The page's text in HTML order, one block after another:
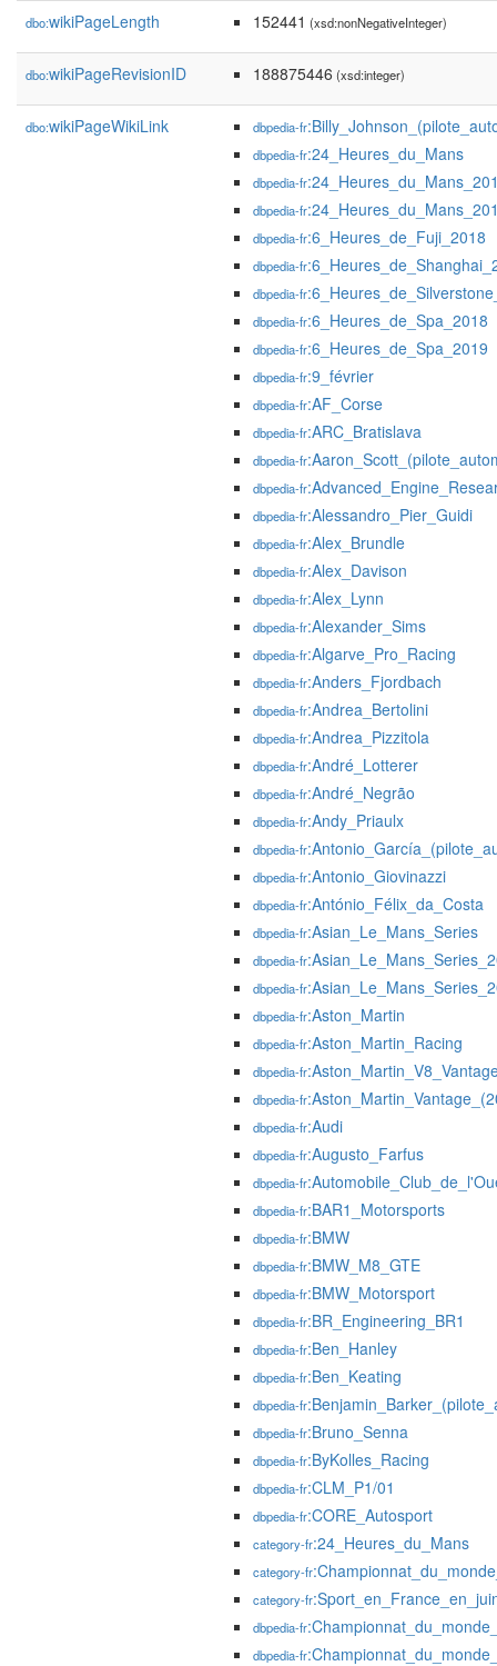
dbo:wikiPageLength 152441 (xsd:nonNegativeInteger)
dbo:wikiPageRevisionID 188875446 (xsd:integer)
dbo:wikiPageWikiLink dbpedia-fr
dbpedia-fr:24_Heures_du_Mans
dbpedia-fr
dbpedia-fr
dbpedia-fr:6_Heures_de_Fuji_2018
dbpedia-fr
dbpedia-fr
dbpedia-fr:6_Heures_de_Spa_2018
dbpedia-fr:6_Heures_de_Spa_2019
dbpedia-fr:9_février
dbpedia-fr:AF_Corse
dbpedia-fr:ARC_Bratislava
dbpedia-fr
dbpedia-fr
dbpedia-fr:Alessandro_Pier_Guidi
dbpedia-fr:Alex_Brundle
dbpedia-fr:Alex_Davison
dbpedia-fr:Alex_Lynn
dbpedia-fr:Alexander_Sims
dbpedia-fr:Algarve_Pro_Racing
dbpedia-fr:Anders_Fjordbach
dbpedia-fr:Andrea_Bertolini
dbpedia-fr:Andrea_Pizzitola
dbpedia-fr:André_Lotterer
dbpedia-fr:André_Negrão
dbpedia-fr:Andy_Priaulx
dbpedia-fr
dbpedia-fr:Antonio_Giovinazzi
dbpedia-fr:António_Félix_da_Costa
dbpedia-fr:Asian_Le_Mans_Series
dbpedia-fr
dbpedia-fr
dbpedia-fr:Aston_Martin
dbpedia-fr:Aston_Martin_Racing
dbpedia-fr
dbpedia-fr
dbpedia-fr:Audi
dbpedia-fr:Augusto_Farfus
dbpedia-fr
dbpedia-fr:BAR1_Motorsports
dbpedia-fr:BMW
dbpedia-fr:BMW_M8_GTE
dbpedia-fr:BMW_Motorsport
dbpedia-fr:BR_Engineering_BR1
dbpedia-fr:Ben_Hanley
dbpedia-fr:Ben_Keating
dbpedia-fr
dbpedia-fr:Bruno_Senna
dbpedia-fr:ByKolles_Racing
dbpedia-fr:CLM_P1/01
dbpedia-fr:CORE_Autosport
category-fr:24_Heures_du_Mans
category-fr
category-fr
dbpedia-fr
dbpedia-fr